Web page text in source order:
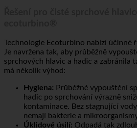
Technologie Ecoturbino nabízí účinné
Je navržena tak, aby průběžně
sprchových hlavic a hadic a zabránila
Hygiena: Průběžné vypouštění
hadic po sprchování výrazně
kontaminace. Bez stagnující
nemají bakterie a